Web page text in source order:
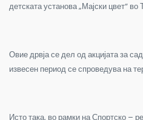
детската установа „Мајски цвет“
Овие дрвја се дел од акцијата за
извесен период се спроведува на
Исто така, во рамки на Спортско –